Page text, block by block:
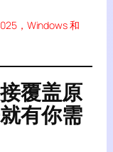
，Windows 和
覆盖原
有你需